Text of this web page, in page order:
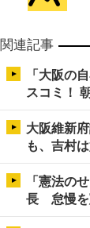
関連記事
「大阪の
スコミ！
大阪維新
も、吉村
「憲法の
長 怠慢を